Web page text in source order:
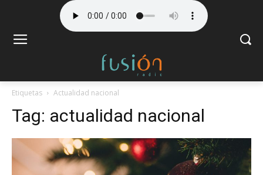
Etiquetas Actualidad nacional
Tag: actualidad nacional